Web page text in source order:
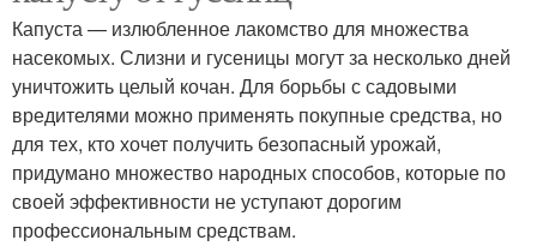
Капуста — излюбленное лакомство для множества
насекомых. Слизни и гусеницы могут за несколько дней
уничтожить целый кочан. Для борьбы с садовыми
вредителями можно применять покупные средства, но
для тех, кто хочет получить безопасный урожай,
придумано множество народных способов, которые по
своей эффективности не уступают дорогим
профессиональным средствам.